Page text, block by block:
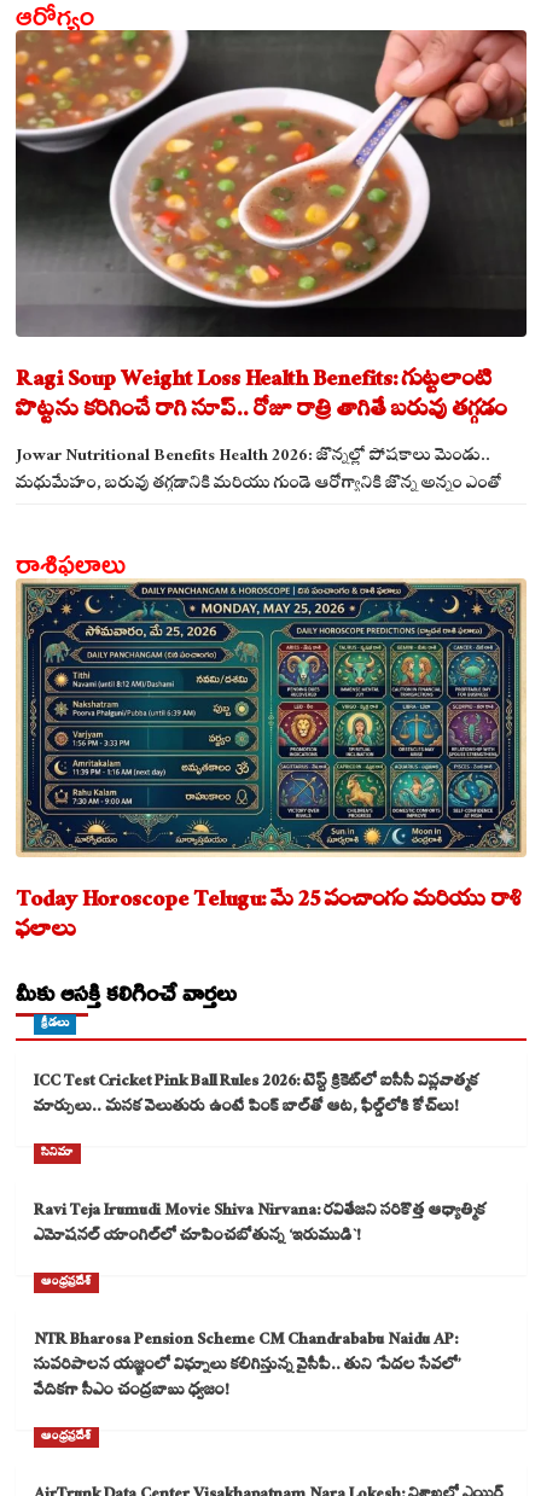
ఆరోగ్యం
Ragi Soup Weight Loss Health Benefits: గుట్టలాంటి
పొట్టను కరిగించే రాగి సూప్.. రోజూ రాత్రి తాగితే బరువు తగ్గడం
ఖాయం!
Jowar Nutritional Benefits Health 2026: జొన్నల్లో పోషకాలు మెండు..
మధుమేహం, బరువు తగ్గడానికి మరియు గుండె ఆరోగ్యానికి జొన్న అన్నం ఎంతో
రాశిఫలాలు
Today Horoscope Telugu: మే 25 పంచాంగం మరియు రాశి
ఫలాలు
మీకు ఆసక్తి కలిగించే వార్తలు
క్రీడలు
ICC Test Cricket Pink Ball Rules 2026: టెస్ట్ క్రికెట్‌లో ఐసీసీ విప్లవాత్మక
మార్పులు.. మసక వెలుతురు ఉంటే పింక్ బాల్‌తో ఆట, ఫీల్డ్‌లోకి కోచ్‌లు!
సినిమా
Ravi Teja Irumudi Movie Shiva Nirvana: రవితేజని సరికొత్త ఆధ్యాత్మిక
ఎమోషనల్ యాంగిల్‌లో చూపించబోతున్న ‘ఇరుముడి`!
ఆంధ్రప్రదేశ్
NTR Bharosa Pension Scheme CM Chandrababu Naidu AP:
సుపరిపాలన యజ్ఞంలో విఘ్నాలు కలిగిస్తున్న వైసీపీ.. తుని ‘పేదల సేవలో’
వేదికగా సీఎం చంద్రబాబు ధ్వజం!
ఆంధ్రప్రదేశ్